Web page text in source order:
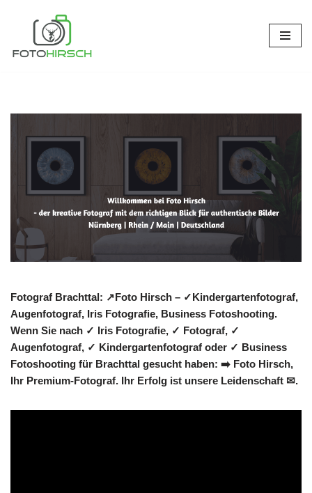
Inhalt
Fotograf Brachttal: ↗️Foto Hirsch – ✓Kindergartenfotograf,
Augenfotograf, Iris Fotografie, Business Fotoshooting.
Wenn Sie nach ✓ Iris Fotografie, ✓ Fotograf, ✓
Augenfotograf, ✓ Kindergartenfotograf oder ✓ Business
Fotoshooting für Brachttal gesucht haben: ➡️ Foto Hirsch,
Ihr Premium-Fotograf. Ihr Erfolg ist unsere Leidenschaft ✉.